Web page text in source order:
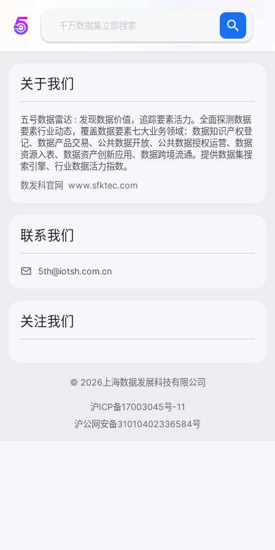
关于我们
五号数据雷达 : 发现数据价值，追踪要素活力。全面探测数据
要素行业动态，覆盖数据要素七大业务领域：数据知识产权登
记、数据产品交易、公共数据开放、公共数据授权运营、数据
资源入表、数据资产创新应用、数据跨境流通。提供数据集搜
索引擎、行业数据活力指数。
数发科官网 www.sfktec.com
联系我们
5th@iotsh.com.cn
关注我们
© 2026上海数据发展科技有限公司
沪ICP备17003045号-11
沪公网安备31010402336584号